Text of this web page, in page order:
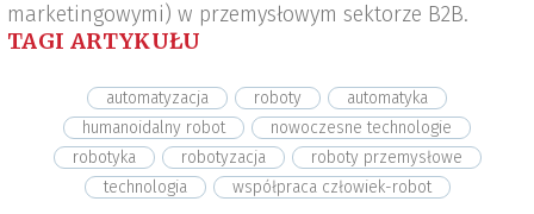
marketingowymi) w przemysłowym sektorze B2B.
TAGI ARTYKUŁU
automatyzacja roboty
automatyka
humanoidalny robot
nowoczesne technologie
robotyka
robotyzacja
roboty przemysłowe
technologia
współpraca człowiek-robot